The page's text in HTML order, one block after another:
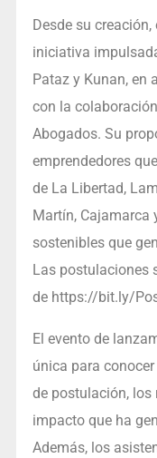
Desde su
iniciativa
Pataz y Kunan, en
con la
Abogados. Su
emprendedores
de La Libertad,
Martín, Cajamarca
sostenibles que
Las postulaciones
de https://bit.ly/
El evento de
única para
de postulación, los
impacto que ha
Además, los